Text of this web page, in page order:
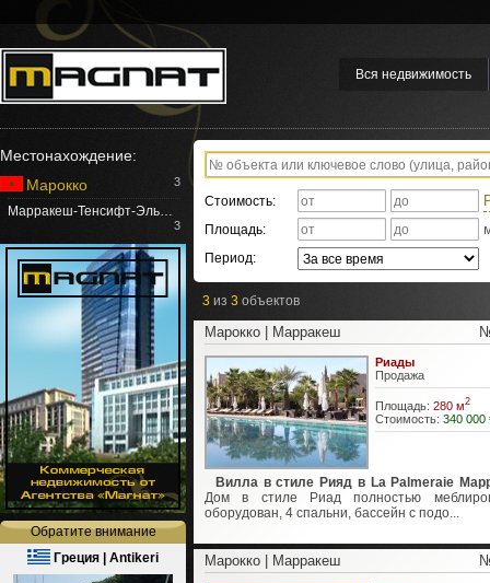
Вся недвижимость
Местонахождение:
Марокко
3
Марракеш-Тенсифт-Эль…
3
Обратите внимание
Греция | Antikeri
Стоимость:
Площадь:
Период:
3 из 3 объектов
Марокко | Марракеш
Риады
Продажа
Площадь: 280 м2
Стоимость: 340 000
Вилла в стиле Рияд в La Palmeraie
Дом в стиле Риад полностью
оборудован, 4 спальни, бассейн с подо...
Марокко | Марракеш